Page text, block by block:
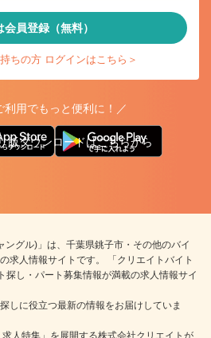
会員登録（無料）
ちの方 ログインはこちら＞
利用でもっと便利に！／
版ダウンロードはこちらから
ングル)」は、千葉県銚子市・その他のバイ
求人情報サイトです。 「クリエイトバイト
探し・パート募集情報が満載の求人情報サイ
しに役立つ最新の情報をお届けしていま
人特集」を展開する株式会社クリエイトが